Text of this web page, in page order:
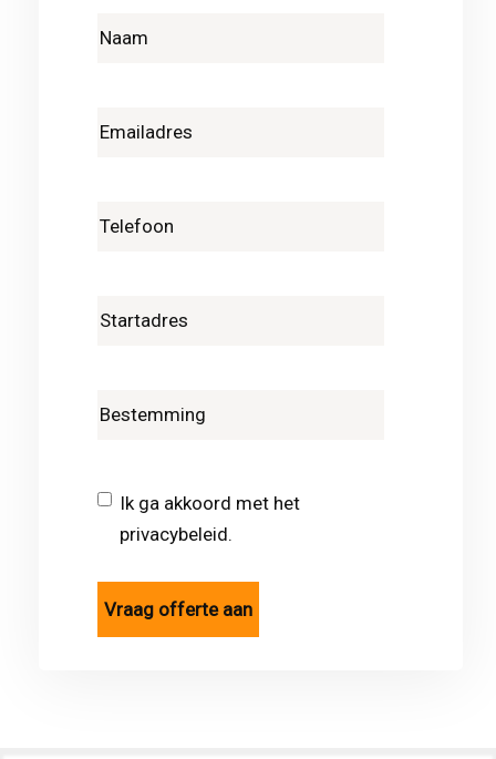
Ik ga akkoord met het
privacybeleid.